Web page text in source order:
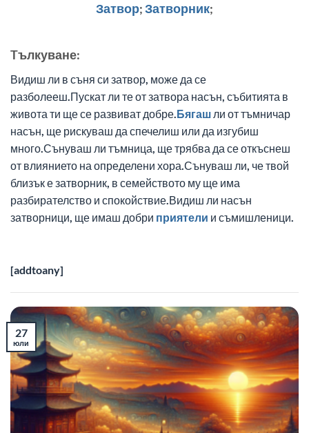
Затвор;Затворник;
Tълкуване:
Видиш ли в съня си затвор, може да се
разболееш.Пускат ли те от затвора насън, събитията в
живота ти ще се развиват добре.Бягаш ли от тъмничар
насън, ще рискуваш да спечелиш или да изгубиш
много.Сънуваш ли тъмница, ще трябва да се откъснеш
от влиянието на определени хора.Сънуваш ли, че твой
близък е затворник, в семейството му ще има
разбирателство и спокойствие.Видиш ли насън
затворници, ще имаш добри приятели и съмишленици.
[addtoany]
27
юли